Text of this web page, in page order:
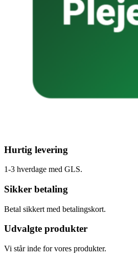
Hurtig levering
1-3 hverdage med GLS.
Sikker betaling
Betal sikkert med betalingskort.
Udvalgte produkter
Vi står inde for vores produkter.